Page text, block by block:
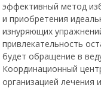
эффективный метод
и приобретения
изнуряющих
привлекательность
будет обращение в
Координационный
организацией лечения